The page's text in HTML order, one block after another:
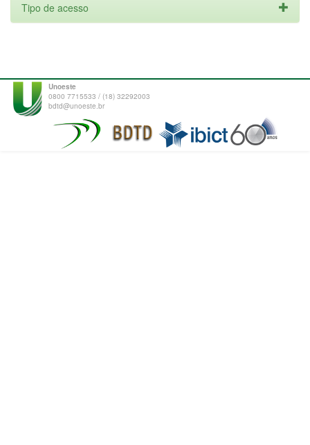
Tipo de acesso
Unoeste
0800 7715533 / (18) 32292003
bdtd@unoeste.br